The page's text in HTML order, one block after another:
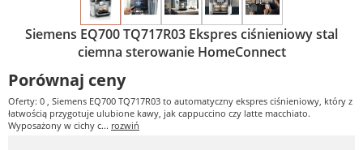
Siemens EQ700 TQ717R03 Ekspres ciśnieniowy stal
ciemna sterowanie HomeConnect
Porównaj ceny
Oferty: 0 , Siemens EQ700 TQ717R03 to automatyczny ekspres ciśnieniowy, który z
łatwością przygotuje ulubione kawy, jak cappuccino czy latte macchiato.
Wyposażony w cichy c... rozwiń